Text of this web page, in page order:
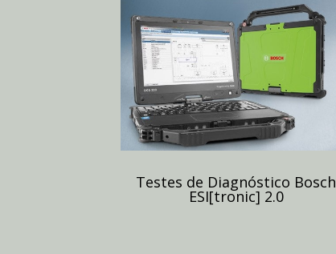
Testes de Diagnóstico Bosch
ESI[tronic] 2.0